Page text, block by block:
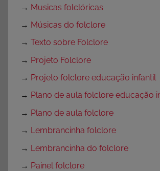
→ Musicas folclóricas
→ Músicas do folclore
→ Texto sobre Folclore
→ Projeto Folclore
→ Projeto folclore educação infantil
→ Plano de aula folclore educação
→ Plano de aula folclore
→ Lembrancinha folclore
→ Lembrancinha do folclore
→ Painel folclore